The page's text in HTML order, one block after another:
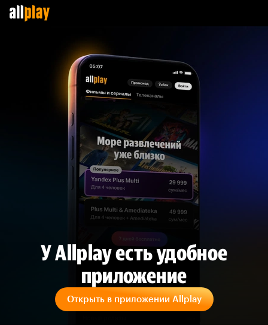
У Allplay есть удобное
приложение
Открыть в приложении Allplay